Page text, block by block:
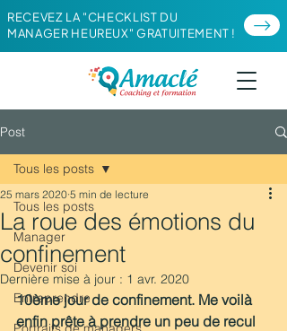
RECEVEZ LA "CHECKLIST DU
MANAGER HEUREUX" GRATUITEMENT !
Post
Tous les posts
Manager
Devenir soi
Entreprendre
Tous les posts
La roue des émotions du
confinement
25 mars 2020 5 min de lecture
Dernière mise à jour : 1 avr. 2020
10ème jour de confinement. Me voilà
enfin prête à prendre un peu de recul